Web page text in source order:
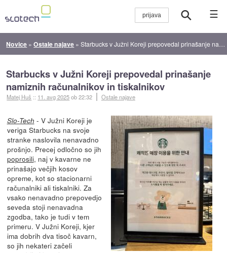
☰
Novice »Ostale najave »Starbucks v Južni Koreji prepovedal prinašanje namiznih računalnikov in tiskalnikov
Starbucks v Južni Koreji prepovedal prinašanje
namiznih računalnikov in tiskalnikov
Matej Huš :: 11. avg 2025ob 22:32 Ostale najave
Slo-Tech - V Južni Koreji je
veriga Starbucks na svoje
stranke naslovila nenavadno
prošnjo. Precej odločno so jih
poprosili, naj v kavarne ne
prinašajo večjih kosov
opreme, kot so stacionarni
računalniki ali tiskalniki. Za
vsako nenavadno prepovedjo
seveda stoji nenavadna
zgodba, tako je tudi v tem
primeru. V Južni Koreji, kjer
ima dobrih dva tisoč kavarn,
so jih nekateri začeli